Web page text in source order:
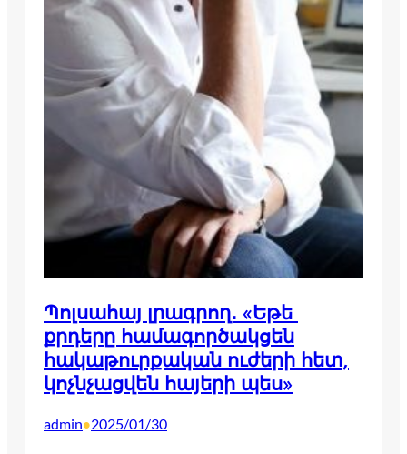
Պոլսահայ լրագրող․ «Եթե ​​
քրդերը համագործակցեն
հակաթուրքական ուժերի հետ,
կոչնչացվեն հայերի պես»
admin•2025/01/30